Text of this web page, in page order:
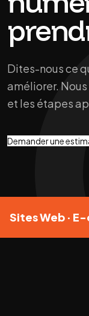
Dites-nous ce
améliorer.
et les étapes
Demander une
Sites Web ·